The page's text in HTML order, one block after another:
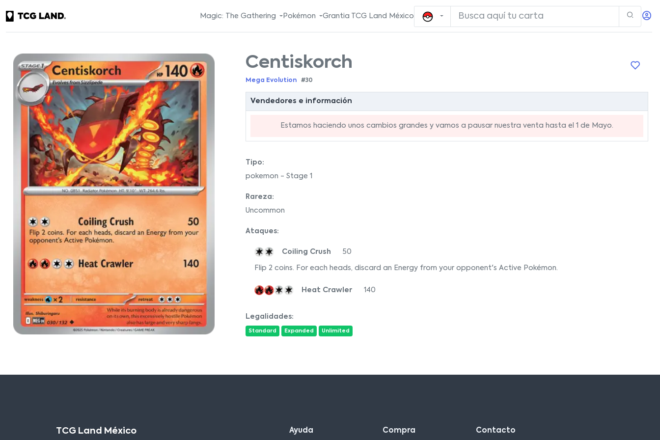
Magic: The Gathering Pokémon Grantia TCG Land México
Centiskorch
Mega Evolution #30
Vendedores e información
Estamos haciendo unos cambios grandes y vamos a pausar nuestra venta hasta el 1 de Mayo.
Tipo:
pokemon - Stage 1
Rareza:
Uncommon
Ataques:
Coiling Crush 50
Flip 2 coins. For each heads, discard an Energy from your opponent's Active Pokémon.
Heat Crawler 140
Legalidades:
Standard Expanded Unlimited
TCG Land México Ayuda Compra Contacto